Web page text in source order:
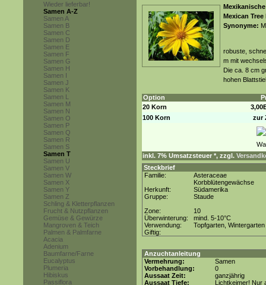
Wieder lieferbar!
Samen A-Z
Samen A
Samen B
Samen C
Samen D
Samen E
Samen F
Samen G
Samen H
Samen I
Samen J
Samen K
Samen L
Samen M
Samen N
Samen O
Samen P
Samen Q
Samen R
Samen S
Samen T
Samen U
Samen V
Samen W
Samen X
Samen Y
Samen Z
Schling & Kletterpflanzen
Frucht & Nutzpflanzen
Gemüse & Gewürze
Mangroven & Teich
Palmen & Palmfarne
Acacia
Adenium
Baumfarne/Farne
Eucalyptus
Plumeria
Hibiskus
Passiflora
Mexican
Synonyme:
robuste,
m mit
Die ca. 8 cm
hohen
Option
20 Korn
100 Korn
zur
inkl. 7% Umsatzsteuer *, zzgl.
Steckbrief
Familie:
Asteraceae
Korbblütengewächse
Herkunft:
Südamerika
Gruppe:
Staude
Zone:
10
Überwinterung:
mind. 5-10°C
Verwendung:
Topfgarten, Wintergarten
Giftig:
Anzuchtanleitung
Vermehrung:
Samen
Vorbehandlung:
0
Aussaat Zeit:
ganzjährig
Aussaat Tiefe:
Lichtkeimer! Nur